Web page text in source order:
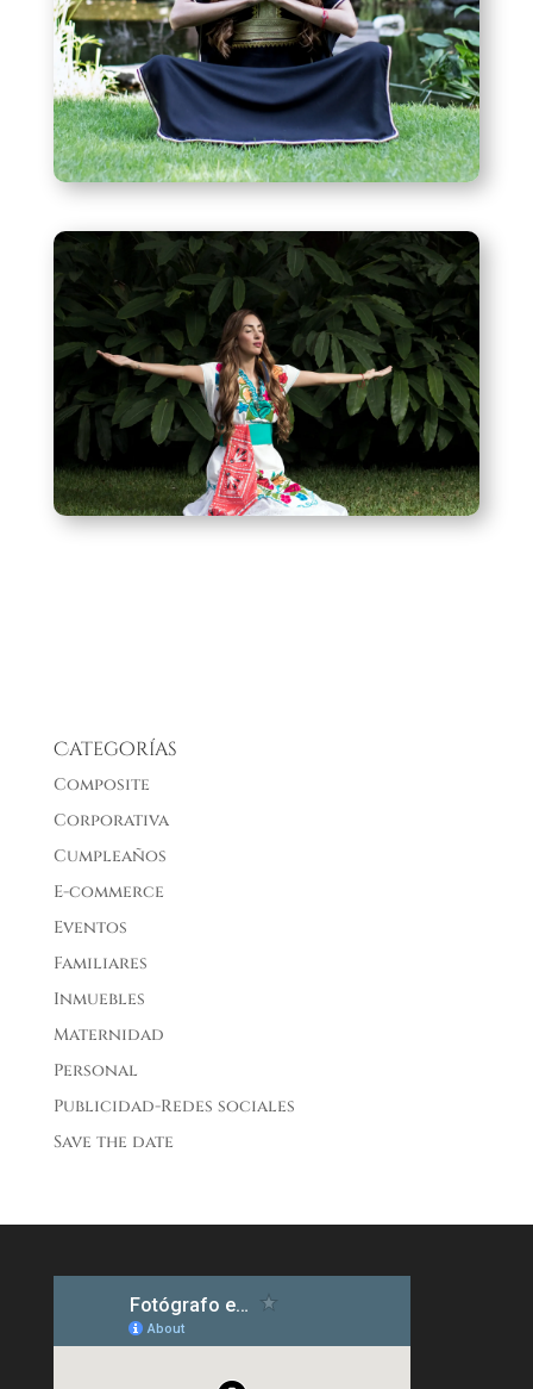
Categorías
Composite
Corporativa
Cumpleaños
E-commerce
Eventos
Familiares
Inmuebles
Maternidad
Personal
Publicidad-Redes sociales
Save the date